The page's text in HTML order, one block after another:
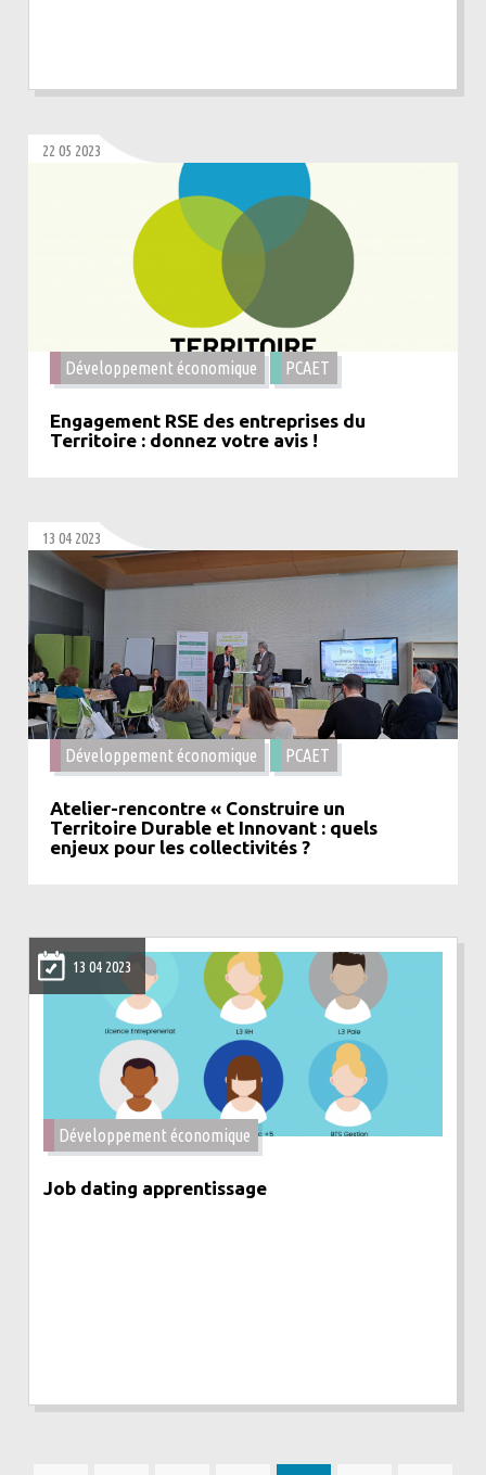
22 05 2023
Développement économique PCAET
Engagement RSE des entreprises du
Territoire : donnez votre avis !
13 04 2023
Développement économique PCAET
Atelier-rencontre « Construire un
Territoire Durable et Innovant : quels
enjeux pour les collectivités ?
13 04 2023
Développement économique
Job dating apprentissage